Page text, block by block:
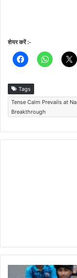
शेयर करें :-
Tags
Tense Calm Prevails at
Breakthrough